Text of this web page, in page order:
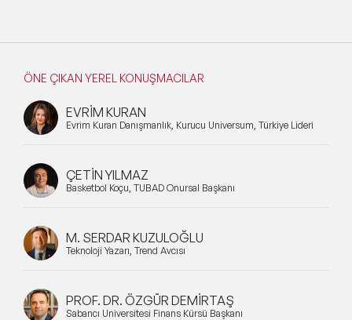
ÖNE ÇIKAN YEREL KONUŞMACILAR
EVRİM KURAN
Evrim Kuran Danışmanlık, Kurucu Universum, Türkiye Lideri
ÇETİN YILMAZ
Basketbol Koçu, TÜBAD Onursal Başkanı
M. SERDAR KUZULOĞLU
Teknoloji Yazarı, Trend Avcısı
PROF. DR. ÖZGÜR DEMİRTAŞ
Sabancı Üniversitesi Finans Kürsü Başkanı